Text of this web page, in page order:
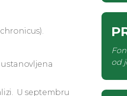
U septembru
od